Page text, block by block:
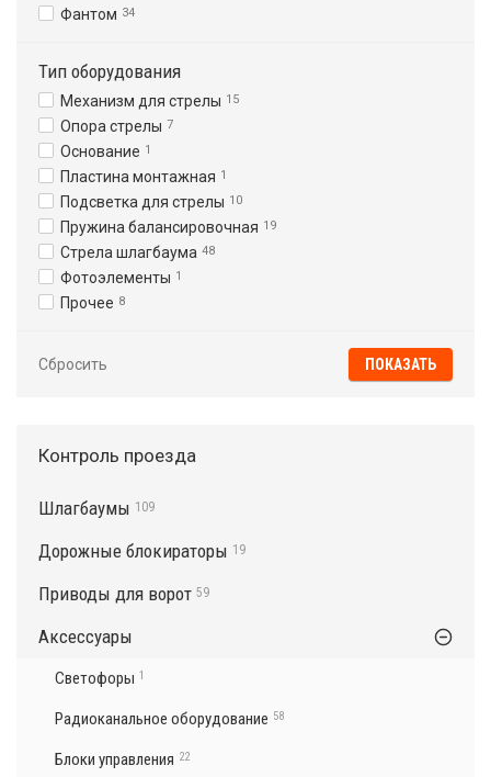
Фантом 34
Тип оборудования
Механизм для стрелы 15
Опора стрелы 7
Основание 1
Пластина монтажная 1
Подсветка для стрелы 10
Пружина балансировочная 19
Стрела шлагбаума 48
Фотоэлементы 1
Прочее 8
Сбросить
Контроль проезда
Шлагбаумы 109
Дорожные блокираторы 19
Приводы для ворот 59
Аксессуары
Светофоры 1
Радиоканальное оборудование 58
Блоки управления 22